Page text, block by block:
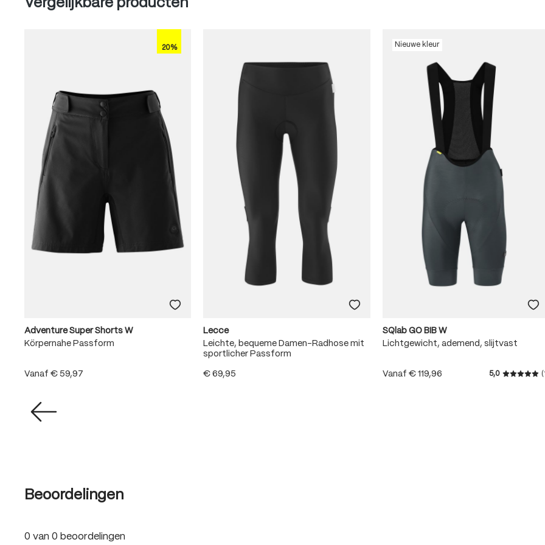
Vergelijkbare producten
20%
Adventure Super Shorts W
Körpernahe Passform
Vanaf € 59,97
Lecce
Leichte, bequeme Damen-Radhose mit
sportlicher Passform
€ 69,95
Nieuwe kleur
SQlab GO BIB W
Lichtgewicht, ademend, slijtvast
Vanaf € 119,96 5,0
Beoordelingen
0 van 0 beoordelingen